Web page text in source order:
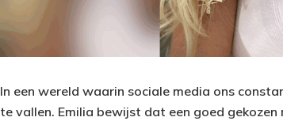
In een wereld waarin sociale media ons
te vallen. Emilia bewijst dat een goed